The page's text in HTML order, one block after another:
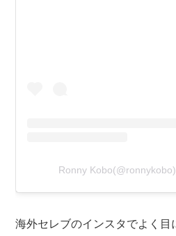
Ronny
海外セレブのインスタでよく目